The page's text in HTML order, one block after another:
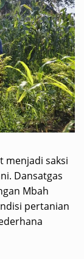
menjadi saksi
Dansatgas
Mbah
pertanian